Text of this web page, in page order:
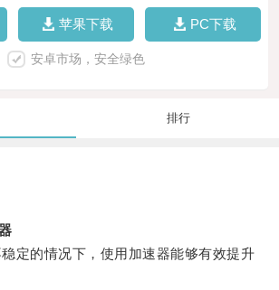
苹果下载 PC下载
安卓市场，安全绿色
排行
的情况下，使用加速器能够有效提升